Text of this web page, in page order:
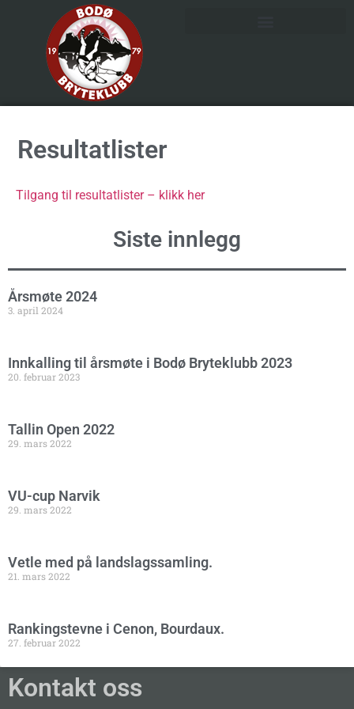
Resultatlister
Tilgang til resultatlister – klikk her
Siste innlegg
Årsmøte 2024
3. april 2024
Innkalling til årsmøte i Bodø Bryteklubb 2023
20. februar 2023
Tallin Open 2022
29. mars 2022
VU-cup Narvik
29. mars 2022
Vetle med på landslagssamling.
21. mars 2022
Rankingstevne i Cenon, Bourdaux.
27. februar 2022
Kontakt oss